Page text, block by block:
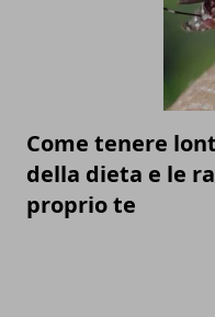
Come tenere
della dieta e le
proprio te